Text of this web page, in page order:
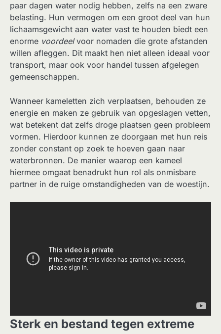
paar dagen water nodig hebben, zelfs na een zware
belasting. Hun vermogen om een groot deel van hun
lichaamsgewicht aan water vast te houden biedt een
enorme voordeelvoor nomaden die grote afstanden
willen afleggen. Dit maakt hen niet alleen ideaal voor
transport, maar ook voor handel tussen afgelegen
gemeenschappen.
Wanneer kameletten zich verplaatsen, behouden ze
energie en maken ze gebruik van opgeslagen vetten,
wat betekent dat zelfs droge plaatsen geen probleem
vormen. Hierdoor kunnen ze doorgaan met hun reis
zonder constant op zoek te hoeven gaan naar
waterbronnen. De manier waarop een kameel
hiermee omgaat benadrukt hun rol als onmisbare
partner in de ruige omstandigheden van de woestijn.
Sterk en bestand tegen extreme